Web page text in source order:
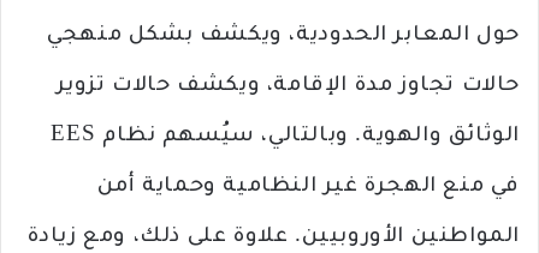
حول المعابر الحدودية، ويكشف بشكل منهجي
حالات تجاوز مدة الإقامة، ويكشف حالات تزوير
الوثائق والهوية. وبالتالي، سيُسهم نظام EES
في منع الهجرة غير النظامية وحماية أمن
المواطنين الأوروبيين. علاوة على ذلك، ومع زيادة